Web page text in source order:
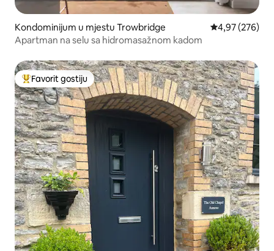
Kondominijum u mjestu Trowbridge prosječna
4,97 (276)
Apartman na selu sa hidromasažnom kadom
Glavni favorit gostiju
Favorit gostiju